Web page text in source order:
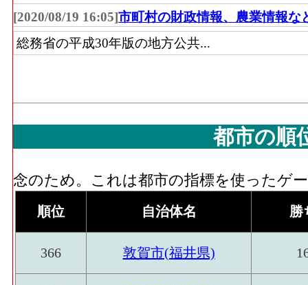
[2020/08/19 16:05]市町村の財政情報、農業情報な
総務省の平成30年版の地方公共...
都市の順
念のため。これは都市の指標を使ったゲ
順位 自治体名 勝
366 敦賀市(福井県)